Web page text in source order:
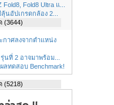
Fold8 Ultra แ...
นอัปเกรดกล้อง 2...
(3644)
กาศลงจากตำแหน่ง
นที่ 2 อาจมาพร้อม...
ลทดสอบ Benchmark!
(5218)